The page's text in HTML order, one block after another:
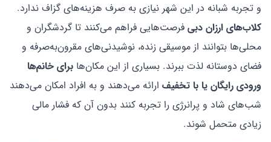
و تجربه شبانه در این شهر نیازی به صرف هزینه‌های گزاف ندارد.
کلاب‌های ارزان دبی فرصت‌هایی فراهم می‌کنند تا گردشگران و
محلی‌ها بتوانند از موسیقی زنده، نوشیدنی‌های مقرون‌به‌صرفه و
فضای دوستانه لذت ببرند. بسیاری از این مکان‌ها برای خانم‌ها
ورودی رایگان یا با تخفیف ارائه می‌دهند و به افراد امکان می‌دهند
شب‌های شاد و پرانرژی را تجربه کنند بدون آن که فشار مالی
زیادی متحمل شوند.